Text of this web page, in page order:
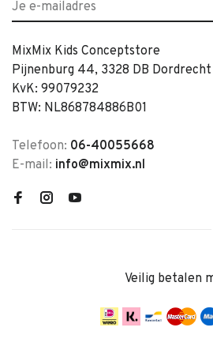
MixMix Kids Conceptstore
Pijnenburg 44, 3328 DB Dordrecht
KvK: 99079232
BTW: NL868784886B01
Telefoon: 06-40055668
E-mail: info@mixmix.nl
Veilig betalen